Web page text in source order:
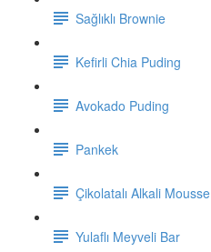
Sağlıklı Brownie
Kefirli Chia Puding
Avokado Puding
Pankek
Çikolatalı Alkali Mousse
Yulaflı Meyveli Bar